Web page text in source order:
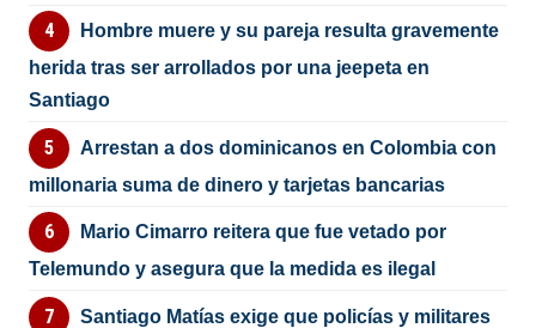
Hombre muere y su pareja resulta gravemente
herida tras ser arrollados por una jeepeta en
Santiago
Arrestan a dos dominicanos en Colombia con
millonaria suma de dinero y tarjetas bancarias
Mario Cimarro reitera que fue vetado por
Telemundo y asegura que la medida es ilegal
Santiago Matías exige que policías y militares